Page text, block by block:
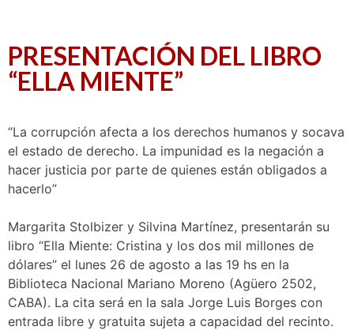
PRESENTACIÓN DEL LIBRO
“ELLA MIENTE”
“La corrupción afecta a los derechos humanos y socava
el estado de derecho. La impunidad es la negación a
hacer justicia por parte de quienes están obligados a
hacerlo”
Margarita Stolbizer y Silvina Martínez, presentarán su
libro “Ella Miente: Cristina y los dos mil millones de
dólares” el lunes 26 de agosto a las 19 hs en la
Biblioteca Nacional Mariano Moreno (Agüero 2502,
CABA). La cita será en la sala Jorge Luis Borges con
entrada libre y gratuita sujeta a capacidad del recinto.